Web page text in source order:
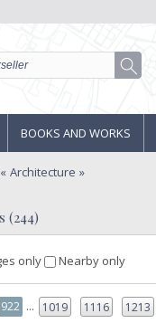
BOOKS AND WORKS
Architecture
(244)
only Nearby only
922 ... 1019 1116 1213